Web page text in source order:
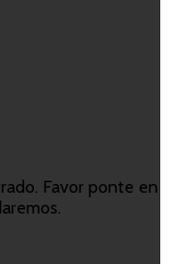
Favor ponte en